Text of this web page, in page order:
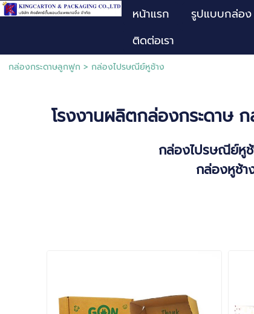
หน้าแรก รูปแบบกล่อง
ติดต่อเรา
กล่องกระดาษลูกฟูก > กล่องไปรษณีย์หูช้าง
โรงงานผลิตกล่องกระดาษ
กล่องไปรษณีย์หู
กล่องหูช้า